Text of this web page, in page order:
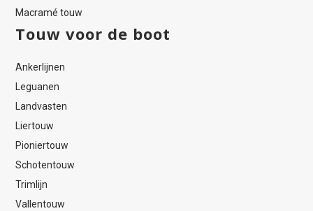
Macramé touw
Touw voor de boot
Ankerlijnen
Leguanen
Landvasten
Liertouw
Pioniertouw
Schotentouw
Trimlijn
Vallentouw